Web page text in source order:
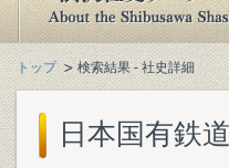
トップ 検索結果 - 社史詳細
日本国有鉄